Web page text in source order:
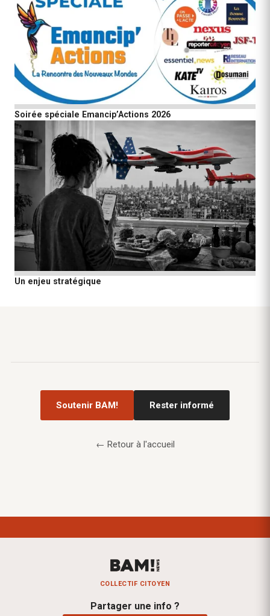
Soirée spéciale Emancip’Actions 2026
Un enjeu stratégique
Soutenir BAM! Rester informé
← Retour à l'accueil
COLLECTIF CITOYEN
Partager une info ?